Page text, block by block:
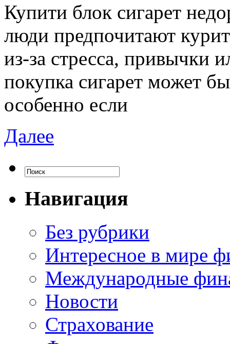
Купити блoк сигaрeт
люди предпочитают
из-за стресса, привычки
покупка сигарет может
особенно если
Далее
Навигация
Без рубрики
Интересное в мире
Международные
Новости
Страхование